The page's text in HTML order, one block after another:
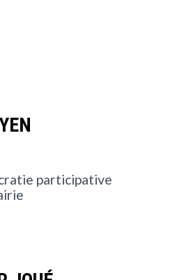
participative